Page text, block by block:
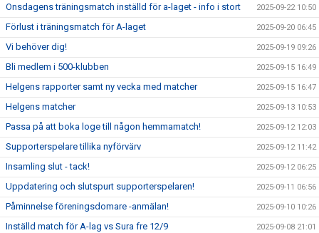
Onsdagens träningsmatch inställd för a-laget - info i stort 2025-09-22 10:50
Förlust i träningsmatch för A-laget 2025-09-20 06:45
Vi behöver dig! 2025-09-19 09:26
Bli medlem i 500-klubben 2025-09-15 16:49
Helgens rapporter samt ny vecka med matcher 2025-09-15 16:47
Helgens matcher 2025-09-13 10:53
Passa på att boka loge till någon hemmamatch! 2025-09-12 12:03
Supporterspelare tillika nyförvärv 2025-09-12 11:42
Insamling slut - tack! 2025-09-12 06:25
Uppdatering och slutspurt supporterspelaren! 2025-09-11 06:56
Påminnelse föreningsdomare -anmälan! 2025-09-10 10:26
Inställd match för A-lag vs Sura fre 12/9 2025-09-08 21:01